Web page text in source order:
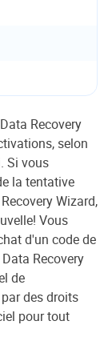
Recovery
selon
Si vous
la tentative
Wizard,
Vous
d'un code de
Recovery
de
des droits
pour tout